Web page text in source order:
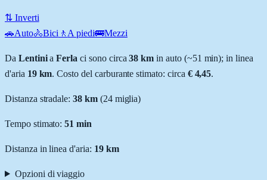
⇅ Inverti
🚗Auto🚴Bici 🚶 A piedi🚌Mezzi
Da LentiniaFerla ci sono circa 38 km in auto (~51 min); in linea
d'aria 19km. Costo del carburante stimato: circa € 4,45.
Distanza stradale:38 km (24miglia)
Tempo stimato:51 min
Distanza in linea d'aria: 19km
Opzioni di viaggio